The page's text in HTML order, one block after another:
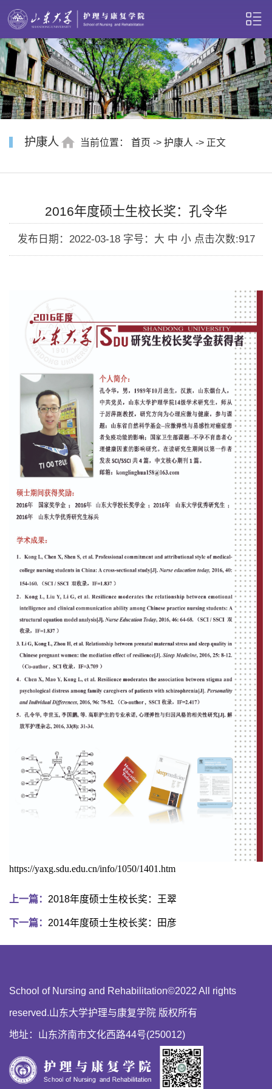
护康人 当前位置： 首页 -> 护康人 -> 正文
2016年度硕士生校长奖：孔令华
发布日期：2022-03-18 字号：大 中 小 点击次数:917
https://yaxg.sdu.edu.cn/info/1050/1401.htm
上一篇： 2018年度硕士生校长奖：王翠
下一篇： 2014年度硕士生校长奖：田彦
School of Nursing and Rehabilitation©2022 All rights
reserved.山东大学护理与康复学院 版权所有
地址：山东济南市文化西路44号(250012)